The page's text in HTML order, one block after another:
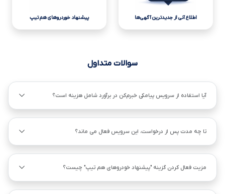
اطلاع آنی از جدیدترین آگهی‌ها پیشنهاد خوردروهای هم تیپ
سوالات متداول
آیا استفاده از سرویس پیامکی خبرم‌کن در برآورد شامل هزینه است؟
تا چه مدت پس از درخواست، این سرویس فعال می ماند؟
مزیت فعال کردن گزینه "پیشنهاد خودروهای هم ‌تیپ" چیست؟